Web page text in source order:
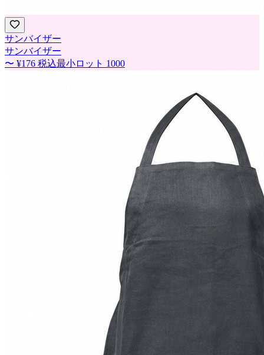
サンバイザー
サンバイザー
〜 ¥176 税込最小ロット 1000